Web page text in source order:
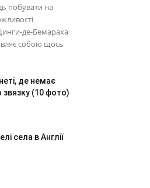
побувати на
де-Бемараха
собою щось
де немає
(10 фото)
села в Англії